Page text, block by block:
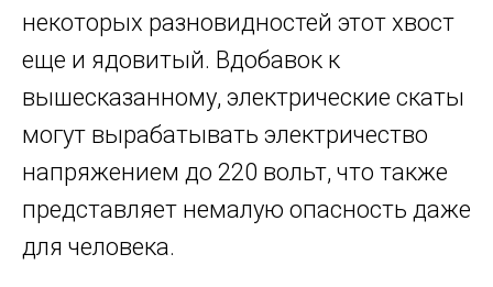
некоторых разновидностей этот хвост
еще и ядовитый. Вдобавок к
вышесказанному, электрические скаты
могут вырабатывать электричество
напряжением до 220 вольт, что также
представляет немалую опасность даже
для человека.